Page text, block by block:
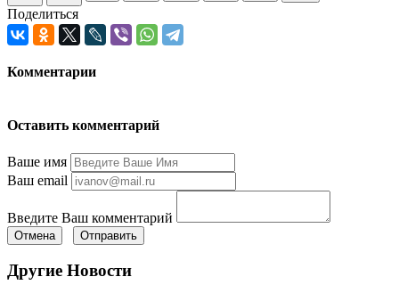
Поделиться
Комментарии
Оставить комментарий
Ваше имя
Ваш email
Введите Ваш комментарий
Отмена Отправить
Другие Новости